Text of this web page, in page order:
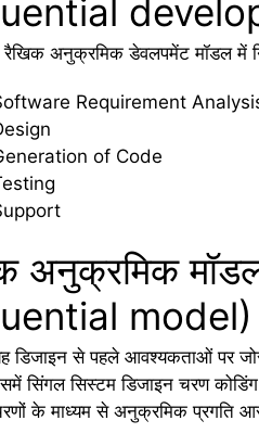
रैखिक अनुक्रमिक डेवलपमेंट मॉडल में
Requirement
of Code
अनुक्रमिक
model)
डिजाइन से पहले आवश्यकताओं पर
सिंगल सिस्टम डिजाइन चरण
के माध्यम से अनुक्रमिक प्रगति